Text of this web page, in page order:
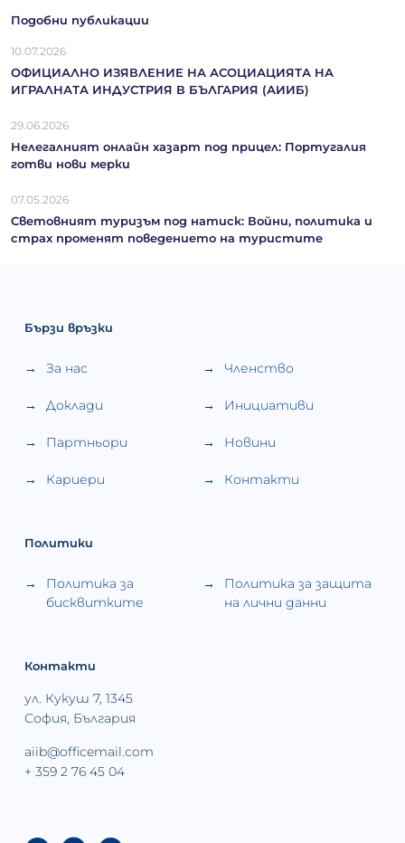
Подобни публикации
10.07.2026
ОФИЦИАЛНО ИЗЯВЛЕНИЕ НА АСОЦИАЦИЯТА НА
ИГРАЛНАТА ИНДУСТРИЯ В БЪЛГАРИЯ (АИИБ)
29.06.2026
Нелегалният онлайн хазарт под прицел: Португалия
готви нови мерки
07.05.2026
Световният туризъм под натиск: Войни, политика и
страх променят поведението на туристите
Бързи връзки
За нас Членство
Доклади Инициативи
Партньори Новини
Кариери Контакти
Политики
Политика за
бисквитките
Политика за защита
на лични данни
Контакти
ул. Кукуш 7, 1345
София, България
aiib@officemail.com
+ 359 2 76 45 04